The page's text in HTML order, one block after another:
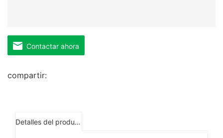
Contactar ahora
compartir:
Detalles del producto